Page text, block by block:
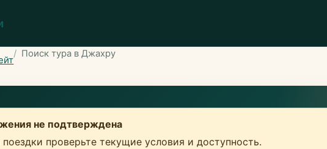
Поиск тура в Джахру
не подтверждена
проверьте текущие условия и доступность.